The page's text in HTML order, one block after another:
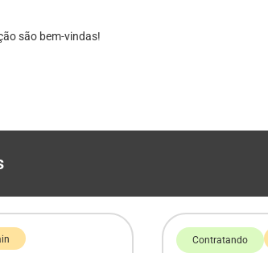
são bem-vindas!
Contratando